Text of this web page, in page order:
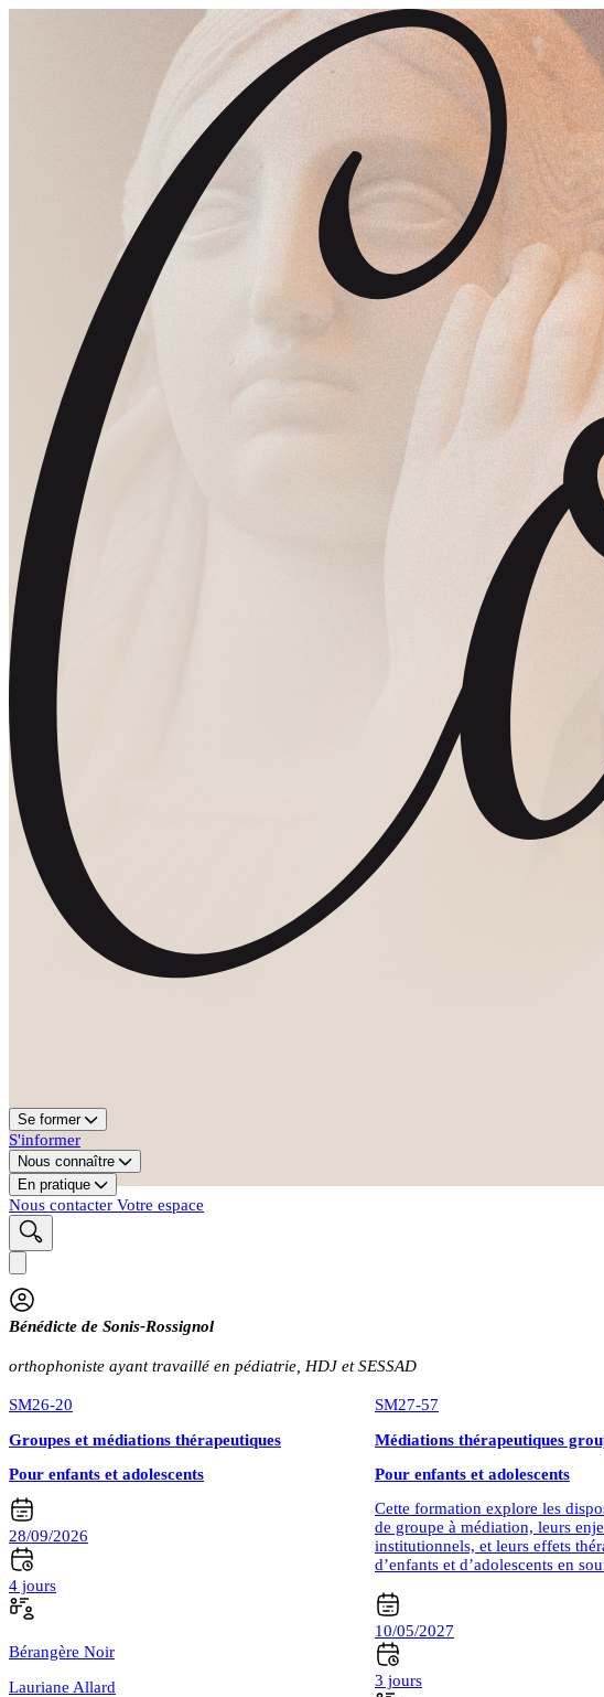
Se former
S'informer
Nous connaître
En pratique
Nous contacter Votre espace
Bénédicte de Sonis-Rossignol
orthophoniste ayant travaillé en pédiatrie, HDJ et SESSAD
SM26-20
Groupes et médiations thérapeutiques
Pour enfants et adolescents
28/09/2026
4 jours
Bérangère Noir
Lauriane Allard
SM27-57
Médiations thérapeutiques
Pour enfants et adolescents
Cette formation explore les
de groupe à médiation, leurs
institutionnels, et leurs effets
d’enfants et d’adolescents en
10/05/2027
3 jours